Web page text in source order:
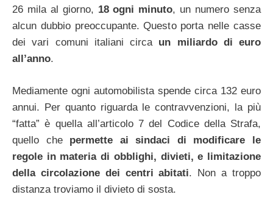
26 mila al giorno, 18 ogni minuto, un numero senza
alcun dubbio preoccupante. Questo porta nelle casse
dei vari comuni italiani circa un miliardo di euro
all’anno.
Mediamente ogni automobilista spende circa 132 euro
annui. Per quanto riguarda le contravvenzioni, la più
“fatta” è quella all’articolo 7 del Codice della Strafa,
quello che permette ai sindaci di modificare le
regole in materia di obblighi, divieti, e limitazione
della circolazione dei centri abitati. Non a troppo
distanza troviamo il divieto di sosta.